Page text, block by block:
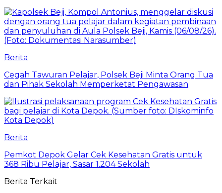
Berita
Cegah Tawuran Pelajar, Polsek Beji Minta Orang Tua
dan Pihak Sekolah Memperketat Pengawasan
Berita
Pemkot Depok Gelar Cek Kesehatan Gratis untuk
368 Ribu Pelajar, Sasar 1.204 Sekolah
Berita Terkait